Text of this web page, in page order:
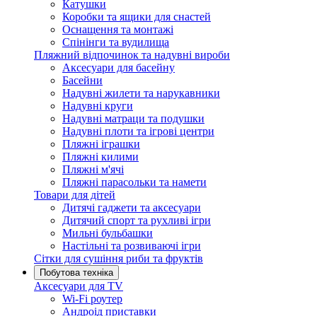
Катушки
Коробки та ящики для снастей
Оснащення та монтажі
Спінінги та вудилища
Пляжний відпочинок та надувні вироби
Аксесуари для басейну
Басейни
Надувні жилети та нарукавники
Надувні круги
Надувні матраци та подушки
Надувні плоти та ігрові центри
Пляжні іграшки
Пляжні килими
Пляжні м'ячі
Пляжні парасольки та намети
Товари для дітей
Дитячі гаджети та аксесуари
Дитячий спорт та рухливі ігри
Мильні бульбашки
Настільні та розвиваючі ігри
Сітки для сушіння риби та фруктів
Побутова техніка
Аксесуари для TV
Wi-Fi роутер
Андроід приставки